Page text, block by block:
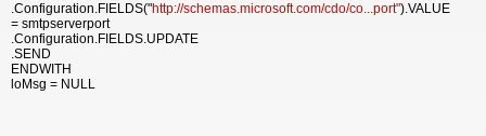
.Configuration.FIELDS("http://schemas.microsoft.com/cdo/co...port").VALUE
= smtpserverport
.Configuration.FIELDS.UPDATE
.SEND
ENDWITH
loMsg = NULL